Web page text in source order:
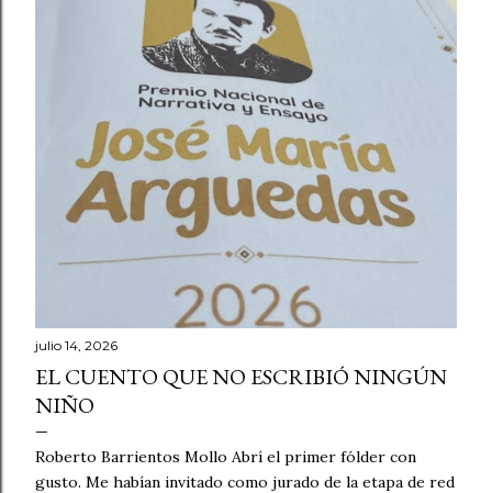
julio 14, 2026
EL CUENTO QUE NO ESCRIBIÓ NINGÚN
NIÑO
Roberto Barrientos Mollo Abrí el primer fólder con
gusto. Me habían invitado como jurado de la etapa de red